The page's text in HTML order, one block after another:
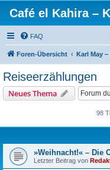
Café el Kahira –
FAQ
Foren-Übersicht Karl May
Reiseerzählungen
Neues Thema
98
»Weihnacht!« – Die
Letzter Beitrag von